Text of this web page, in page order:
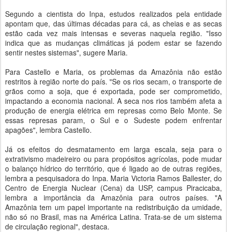
Segundo a cientista do Inpa, estudos realizados pela entidade
apontam que, das últimas décadas para cá, as cheias e as secas
estão cada vez mais intensas e severas naquela região. "Isso
indica que as mudanças climáticas já podem estar se fazendo
sentir nestes sistemas", sugere Maria.
Para Castello e Maria, os problemas da Amazônia não estão
restritos à região norte do país. "Se os rios secam, o transporte de
grãos como a soja, que é exportada, pode ser comprometido,
impactando a economia nacional. A seca nos rios também afeta a
produção de energia elétrica em represas como Belo Monte. Se
essas represas param, o Sul e o Sudeste podem enfrentar
apagões", lembra Castello.
Já os efeitos do desmatamento em larga escala, seja para o
extrativismo madeireiro ou para propósitos agrícolas, pode mudar
o balanço hídrico do território, que é ligado ao de outras regiões,
lembra a pesquisadora do Inpa. Maria Victoria Ramos Ballester, do
Centro de Energia Nuclear (Cena) da USP, campus Piracicaba,
lembra a importância da Amazônia para outros países. "A
Amazônia tem um papel importante na redistribuição da umidade,
não só no Brasil, mas na América Latina. Trata-se de um sistema
de circulação regional", destaca.